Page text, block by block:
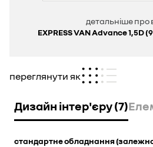
детальніше про
EXPRESS VAN Advance 1,5D
переглянути як
Дизайн інтер'єру (7)
стандартне обладнання (залежно